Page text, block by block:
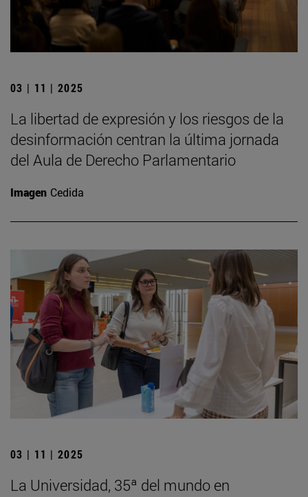
03 | 11 | 2025
La libertad de expresión y los riesgos de la
desinformación centran la última jornada
del Aula de Derecho Parlamentario
Imagen Cedida
03 | 11 | 2025
La Universidad, 35ª del mundo en